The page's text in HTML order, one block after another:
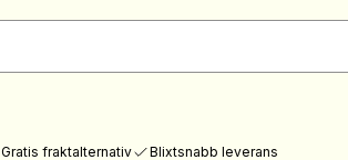
Gratis fraktalternativ Blixtsnabb leverans